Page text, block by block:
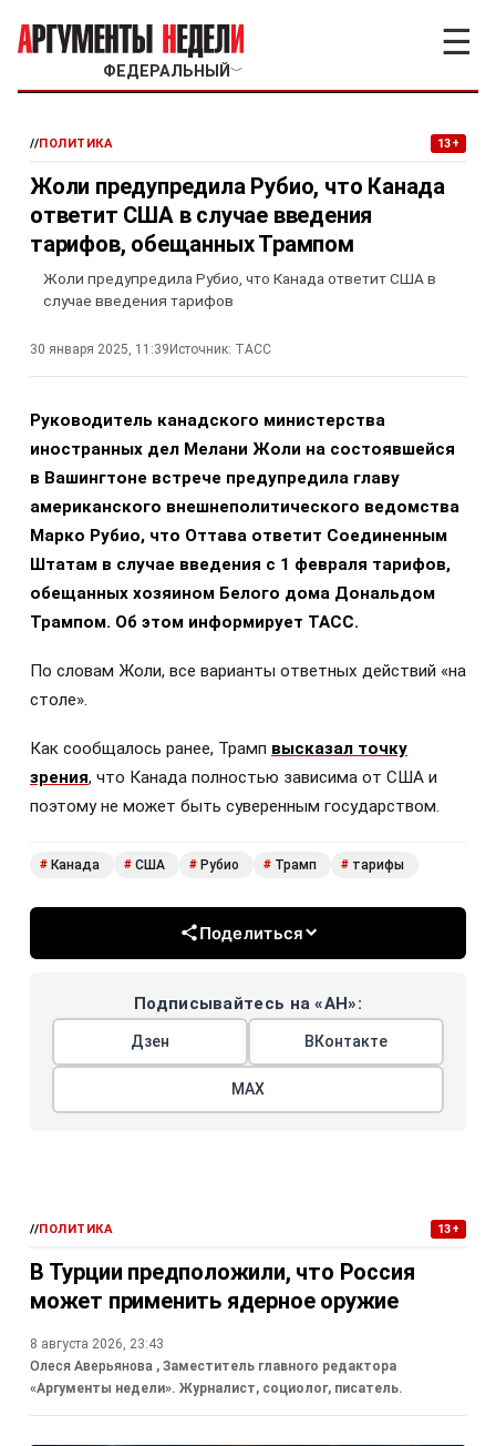
ФЕДЕРАЛЬНЫЙ ﹀
☰
//ПОЛИТИКА 13+
Жоли предупредила Рубио, что Канада
ответит США в случае введения
тарифов, обещанных Трампом
Жоли предупредила Рубио, что Канада ответит США в
случае введения тарифов
30 января 2025, 11:39 Источник: ТАСС
Руководитель канадского министерства
иностранных дел Мелани Жоли на состоявшейся
в Вашингтоне встрече предупредила главу
американского внешнеполитического ведомства
Марко Рубио, что Оттава ответит Соединенным
Штатам в случае введения с 1 февраля тарифов,
обещанных хозяином Белого дома Дональдом
Трампом. Об этом информирует ТАСС.
По словам Жоли, все варианты ответных действий «на
столе».
Как сообщалось ранее, Трамп высказал точку
зрения, что Канада полностью зависима от США и
поэтому не может быть суверенным государством.
# Канада # США # Рубио # Трамп # тарифы
Поделиться
Подписывайтесь на «АН»:
Дзен ВКонтакте
МАХ
//ПОЛИТИКА 13+
В Турции предположили, что Россия
может применить ядерное оружие
8 августа 2026, 23:43
Олеся Аверьянова , Заместитель главного редактора
«Аргументы недели». Журналист, социолог, писатель.